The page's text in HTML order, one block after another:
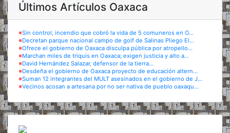
Últimos Artículos Oaxaca
※Sin control, incendio que cobró la vida de 5 comuneros en O...
※Decretan parque nacional campo de golf de Salinas Pliego El...
※Ofrece el gobierno de Oaxaca disculpa pública por atropello...
※Marchan miles de triquis en Oaxaca; exigen justicia y alto a...
※David Hernández Salazar, defensor de la tierra...
※Desdeña el gobierno de Oaxaca proyecto de educación altern...
※Suman 12 integrantes del MULT asesinados en el gobierno de J...
※Vecinos acosan a artesana por no ser nativa de pueblo oaxaqu...